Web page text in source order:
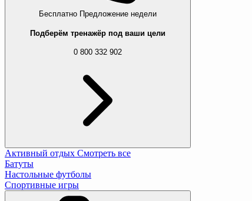
Бесплатно Предложение недели
Подберём тренажёр под ваши цели
0 800 332 902
Активный отдых Смотреть все
Батуты
Настольные футболы
Спортивные игры